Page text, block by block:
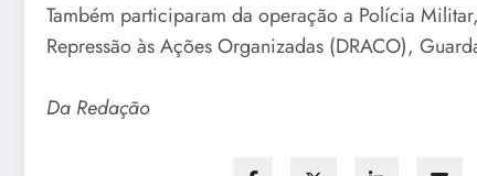
Também participaram da operação a Polícia
Repressão às Ações Organizadas (DRACO),
Da Redação